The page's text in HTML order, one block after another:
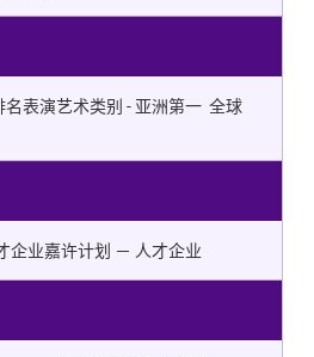
名表演艺术类别 - 亚洲第一 全球
企业嘉许计划 － 人才企业